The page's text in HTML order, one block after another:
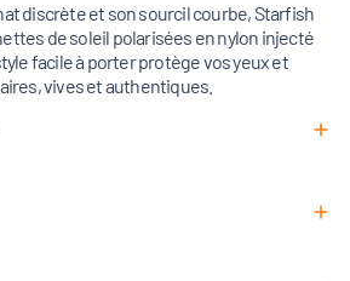
discrète et son sourcil courbe, Starfish
de soleil polarisées en nylon injecté
facile à porter protège vos yeux et
vives et authentiques.